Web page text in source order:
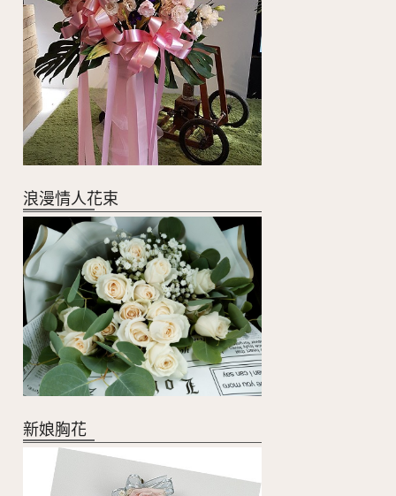
浪漫情人花束
新娘胸花